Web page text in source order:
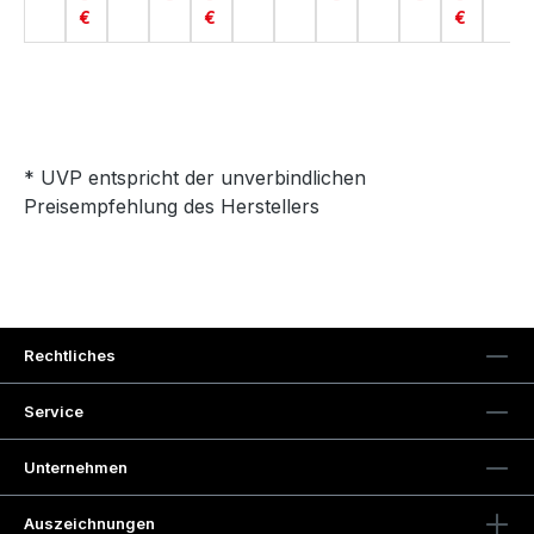
€
€
€
* UVP entspricht der unverbindlichen
Preisempfehlung des Herstellers
Rechtliches
Service
Unternehmen
Auszeichnungen